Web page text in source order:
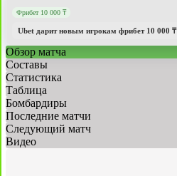
Фрибет 10 000 ₸
Ubet дарит новым игрокам фрибет 10 000 ₸
Обзор матча
Составы
Статистика
Таблица
Бомбардиры
Последние матчи
Следующий матч
Видео